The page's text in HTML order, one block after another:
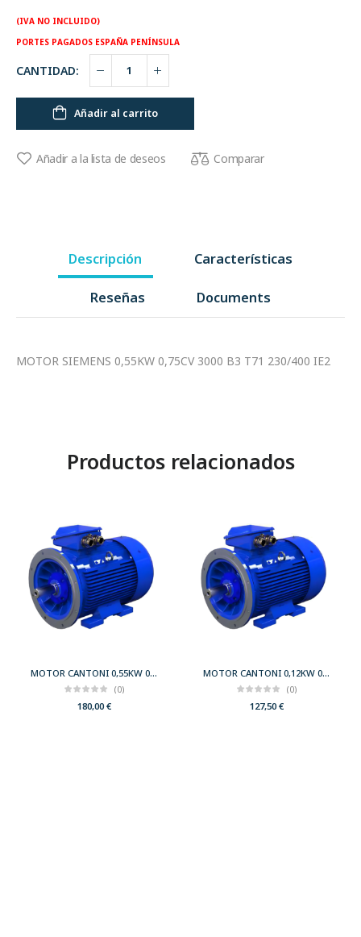
(IVA NO INCLUIDO)
PORTES PAGADOS ESPAÑA PENÍNSULA
CANTIDAD:
Añadir al carrito
Añadir a la lista de deseos Comparar
Descripción Características
Reseñas Documents
MOTOR SIEMENS 0,55KW 0,75CV 3000 B3 T71 230/400 IE2
Productos relacionados
MOTOR CANTONI 0,55KW 0,75CV 3000 B35 T71 230/400 IE2
(0)
180,00€
MOTOR CANTONI 0,12KW 0,17CV 3000 B35 T56 230/400 IE2
(0)
127,50€